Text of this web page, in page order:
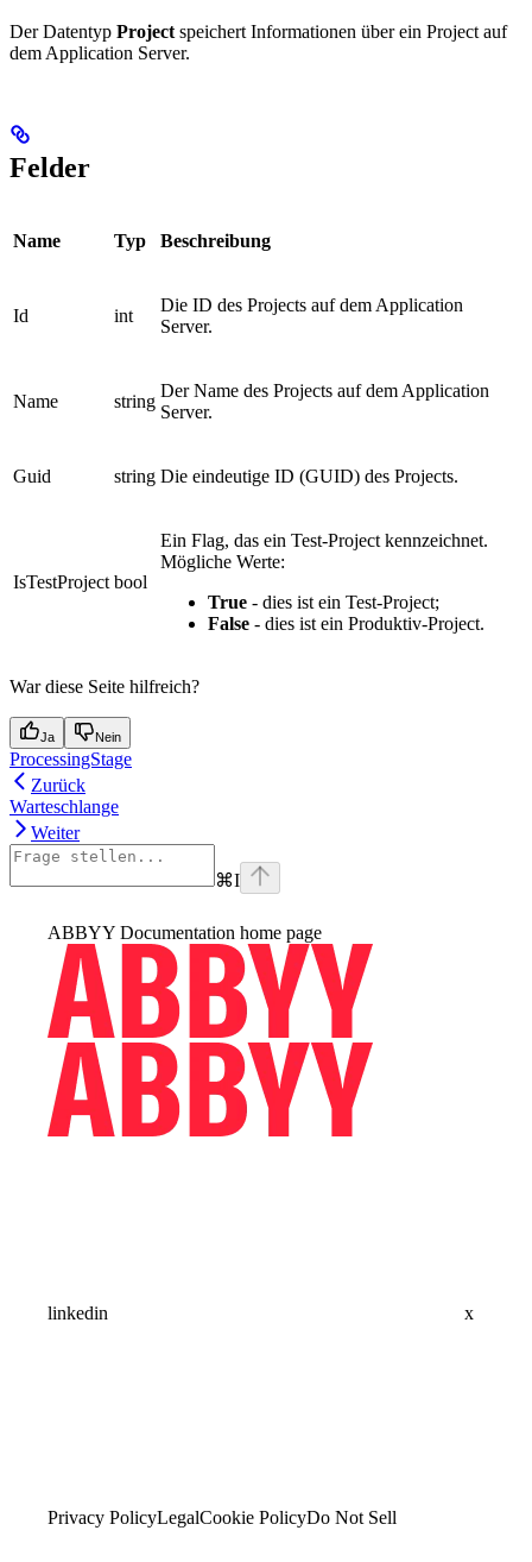
Der Datentyp Project speichert Informationen über ein Project auf
dem Application Server.
Felder
Name Typ Beschreibung
Id int
Die ID des Projects auf dem Application
Server.
Name string
Der Name des Projects auf dem Application
Server.
Guid string Die eindeutige ID (GUID) des Projects.
IsTestProject bool
Ein Flag, das ein Test-Project kennzeichnet.
Mögliche Werte:
True - dies ist ein Test-Project;
False - dies ist ein Produktiv-Project.
War diese Seite hilfreich?
Ja Nein
ProcessingStage
Zurück
Warteschlange
Weiter
⌘I
ABBYY Documentation home page
linkedin x
Privacy PolicyLegalCookie PolicyDo Not Sell